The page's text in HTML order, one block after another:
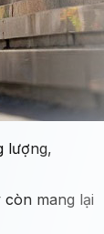
lượng,
mang lại